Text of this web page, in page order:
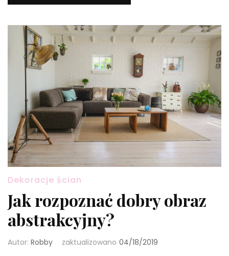
Dekoracje ścian
Jak rozpoznać dobry obraz
abstrakcyjny?
Autor: Robby zaktualizowano 04/18/2019